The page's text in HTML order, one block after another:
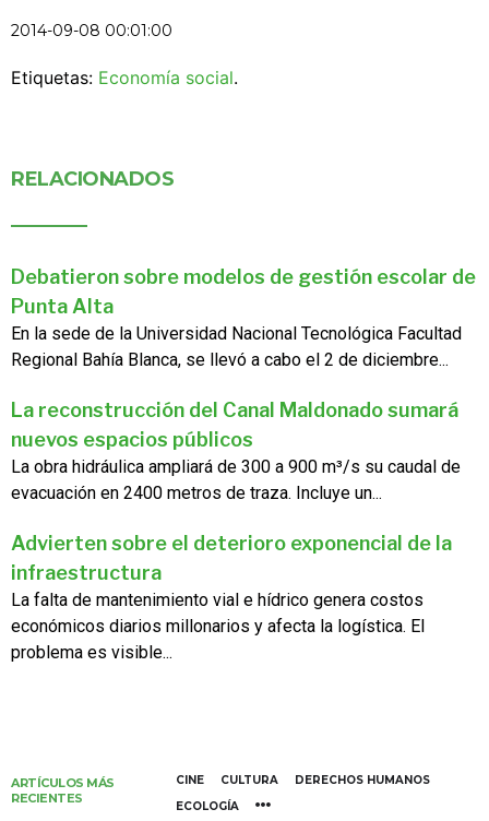
2014-09-08 00:01:00
Etiquetas: Economía social.
RELACIONADOS
Debatieron sobre modelos de gestión escolar de
Punta Alta
En la sede de la Universidad Nacional Tecnológica Facultad
Regional Bahía Blanca, se llevó a cabo el 2 de diciembre...
La reconstrucción del Canal Maldonado sumará
nuevos espacios públicos
La obra hidráulica ampliará de 300 a 900 m³/s su caudal de
evacuación en 2400 metros de traza. Incluye un...
Advierten sobre el deterioro exponencial de la
infraestructura
La falta de mantenimiento vial e hídrico genera costos
económicos diarios millonarios y afecta la logística. El
problema es visible...
ARTÍCULOS MÁS
RECIENTES
CINE CULTURA
DERECHOS HUMANOS
ECOLOGÍA